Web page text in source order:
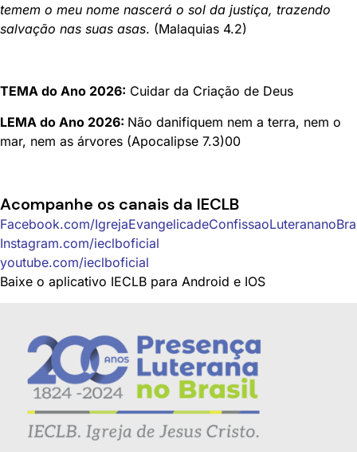
temem o meu nome nascerá o sol da justiça, trazendo
salvação nas suas asas. (Malaquias 4.2)
TEMA do Ano 2026: Cuidar da Criação de Deus
LEMA do Ano 2026: Não danifiquem nem a terra, nem o
mar, nem as árvores (Apocalipse 7.3)00
Acompanhe os canais da IECLB
Facebook.com/
Instagram.com/ieclboficial
youtube.com/ieclboficial
Baixe o aplicativo IECLB para Android e IOS